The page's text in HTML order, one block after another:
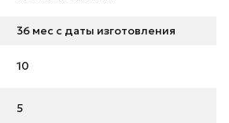
36 мес с даты изготовления
10
5